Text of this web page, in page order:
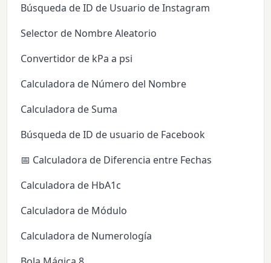
Búsqueda de ID de Usuario de Instagram
Selector de Nombre Aleatorio
Convertidor de kPa a psi
Calculadora de Número del Nombre
Calculadora de Suma
Búsqueda de ID de usuario de Facebook
📅 Calculadora de Diferencia entre Fechas
Calculadora de HbA1c
Calculadora de Módulo
Calculadora de Numerología